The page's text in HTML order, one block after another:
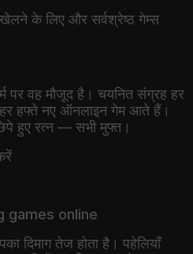
के लिए और सर्वश्रेष्ठ गेम्स
पर वह मौजूद है। चयनित संग्रह हर
हफ्ते नए ऑनलाइन गेम आते हैं।
हुए रत्न — सभी मुफ्त।
games online
दिमाग तेज होता है। पहेलियाँ